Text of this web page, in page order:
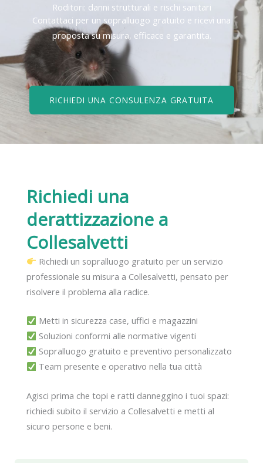
Roditori: danni strutturali e rischi sanitari
Contattaci per un sopralluogo gratuito e ricevi una
proposta su misura, efficace e garantita.
RICHIEDI UNA CONSULENZA GRATUITA
Richiedi una
derattizzazione a
Collesalvetti
Richiedi un sopralluogo gratuito per un servizio
professionale su misura a Collesalvetti, pensato per
risolvere il problema alla radice.
Metti in sicurezza case, uffici e magazzini
Soluzioni conformi alle normative vigenti
Sopralluogo gratuito e preventivo personalizzato
Team presente e operativo nella tua città
Agisci prima che topi e ratti danneggino i tuoi spazi:
richiedi subito il servizio a Collesalvetti e metti al
sicuro persone e beni.